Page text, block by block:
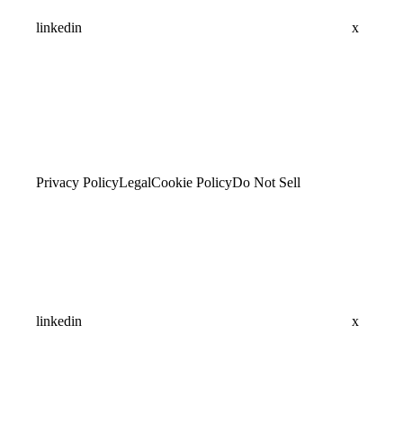
linkedin x
Privacy PolicyLegalCookie PolicyDo Not Sell
linkedin x